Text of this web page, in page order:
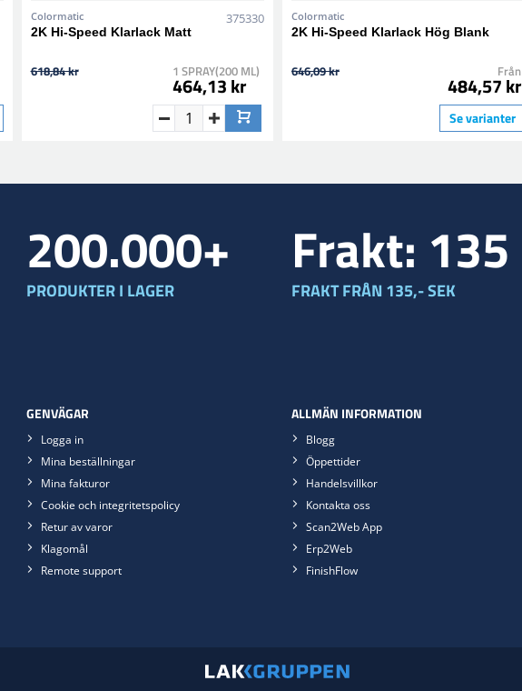
Colormatic 375330
2K Hi-Speed Klarlack Matt
618,84 kr 1 SPRAY(200 ML)
464,13 kr
Colormatic
2K Hi-Speed Klarlack Hög Blank
646,09 kr Från
484,57 kr
Se varianter
200.000+
PRODUKTER I LAGER
Frakt: 135
FRAKT FRÅN 135,- SEK
GENVÄGAR
Logga in
Mina beställningar
Mina fakturor
Cookie och integritetspolicy
Retur av varor
Klagomål
Remote support
ALLMÄN INFORMATION
Blogg
Öppettider
Handelsvillkor
Kontakta oss
Scan2Web App
Erp2Web
FinishFlow